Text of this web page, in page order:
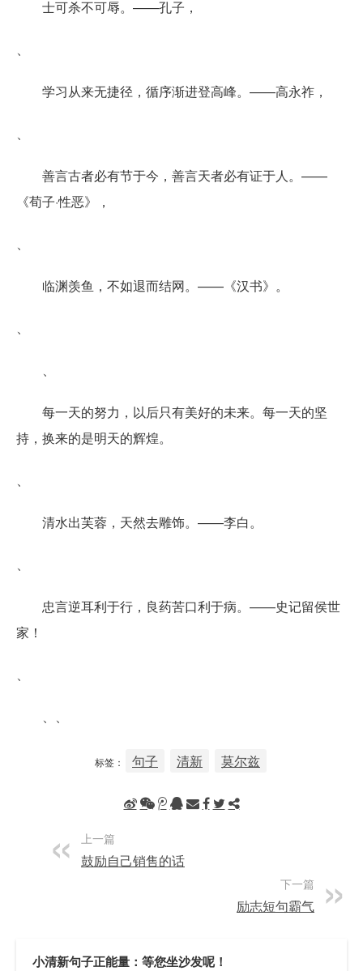
士可杀不可辱。——孔子，
学习从来无捷径，循序渐进登高峰。——高永祚，
善言古者必有节于今，善言天者必有证于人。——
《荀子·性恶》，
临渊羡鱼，不如退而结网。——《汉书》。
每一天的努力，以后只有美好的未来。每一天的坚
持，换来的是明天的辉煌。
清水出芙蓉，天然去雕饰。——李白。
忠言逆耳利于行，良药苦口利于病。——史记留侯世
家！
标签： 句子 清新 莫尔兹
上一篇
鼓励自己销售的话
下一篇
励志短句霸气
小清新句子正能量：等您坐沙发呢！